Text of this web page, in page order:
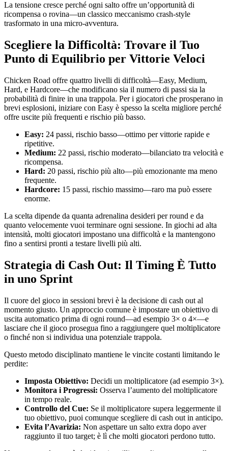
La tensione cresce perché ogni salto offre un’opportunità di
ricompensa o rovina—un classico meccanismo crash‑style
trasformato in una micro‑avventura.
Scegliere la Difficoltà: Trovare il Tuo
Punto di Equilibrio per Vittorie Veloci
Chicken Road offre quattro livelli di difficoltà—Easy, Medium,
Hard, e Hardcore—che modificano sia il numero di passi sia la
probabilità di finire in una trappola. Per i giocatori che prosperano in
brevi esplosioni, iniziare con Easy è spesso la scelta migliore perché
offre uscite più frequenti e rischio più basso.
Easy: 24 passi, rischio basso—ottimo per vittorie rapide e
ripetitive.
Medium: 22 passi, rischio moderato—bilanciato tra velocità e
ricompensa.
Hard: 20 passi, rischio più alto—più emozionante ma meno
frequente.
Hardcore: 15 passi, rischio massimo—raro ma può essere
enorme.
La scelta dipende da quanta adrenalina desideri per round e da
quanto velocemente vuoi terminare ogni sessione. In giochi ad alta
intensità, molti giocatori impostano una difficoltà e la mantengono
fino a sentirsi pronti a testare livelli più alti.
Strategia di Cash Out: Il Timing È Tutto
in uno Sprint
Il cuore del gioco in sessioni brevi è la decisione di cash out al
momento giusto. Un approccio comune è impostare un obiettivo di
uscita automatico prima di ogni round—ad esempio 3× o 4×—e
lasciare che il gioco prosegua fino a raggiungere quel moltiplicatore
o finché non si individua una potenziale trappola.
Questo metodo disciplinato mantiene le vincite costanti limitando le
perdite:
Imposta Obiettivo: Decidi un moltiplicatore (ad esempio 3×).
Monitora i Progressi: Osserva l’aumento del moltiplicatore
in tempo reale.
Controllo del Cue: Se il moltiplicatore supera leggermente il
tuo obiettivo, puoi comunque scegliere di cash out in anticipo.
Evita l’Avarizia: Non aspettare un salto extra dopo aver
raggiunto il tuo target; è lì che molti giocatori perdono tutto.